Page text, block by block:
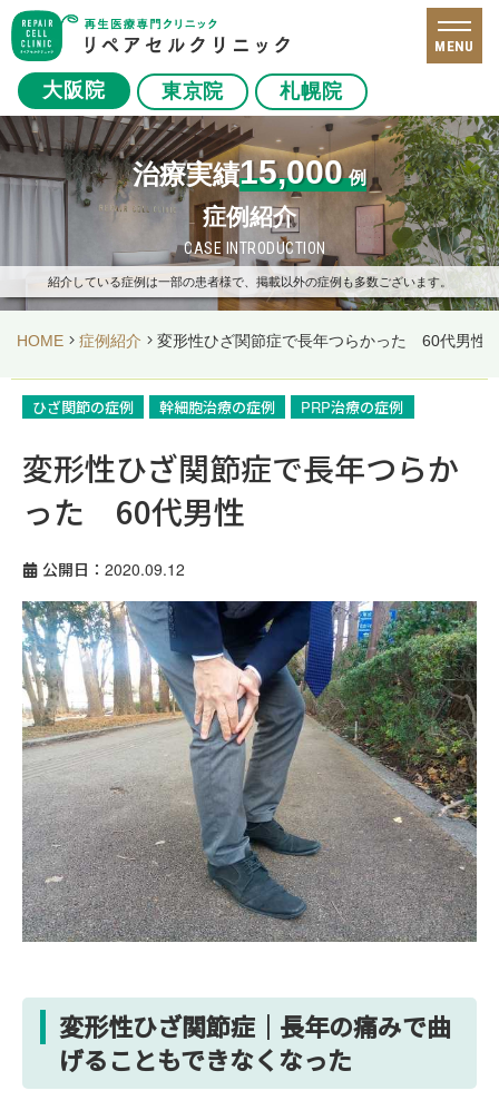
大阪院 東京院 札幌院
MENU
治療実績15,000 例
症例紹介
CASE INTRODUCTION
紹介している症例は一部の患者様で、掲載以外の症例も多数ございます。
HOME 症例紹介 変形性ひざ関節症で長年つらかった 60代男性
ひざ関節の症例 幹細胞治療の症例 PRP治療の症例
変形性ひざ関節症で長年つらか
った 60代男性
公開日：2020.09.12
変形性ひざ関節症｜長年の痛みで曲
げることもできなくなった